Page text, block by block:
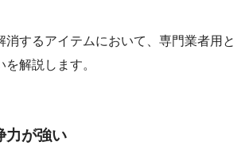
消するアイテムにおいて、専門業者用と
解説します。
力が強い